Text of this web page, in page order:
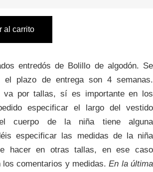
al carrito
entredós de Bolillo de algodón. Se
el plazo de entrega son 4 semanas.
va por tallas, sí es importante en los
especificar el largo del vestido
cuerpo de la niña tiene alguna
especificar las medidas de la niña
hacer en otras tallas, en ese caso
los comentarios y medidas.En la última